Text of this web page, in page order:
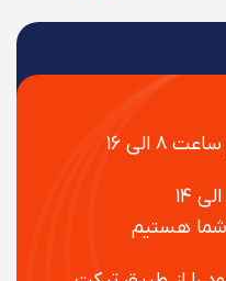
۱۶
هستیم